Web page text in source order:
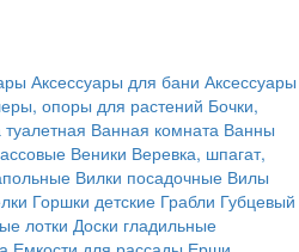
Аксессуары для бани Аксессуары
опоры для растений Бочки,
Ванная комната Ванны
Веники Веревка, шпагат,
Вилки посадочные Вилы
Горшки детские Грабли Губцевый
лотки Доски гладильные